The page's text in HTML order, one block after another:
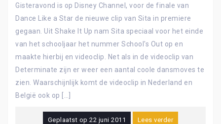
Gisteravond is op Disney Channel, voor de finale van
Dance Like a Star de nieuwe clip van Sita in premiere
gegaan. Uit Shake It Up nam Sita speciaal voor het einde
van het schooljaar het nummer School's Out op en
maakte hierbij en videoclip. Net als in de videoclip van
Determinate zijn er weer een aantal coole dansmoves te
zien. Waarschijnlijk komt de videoclip in Nederland en
België ook op […]
Geplaatst op22 juni 2011 Lees verder